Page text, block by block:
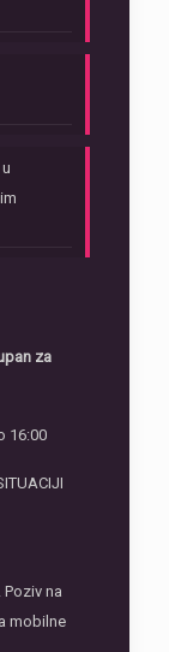
za
16:00
na
mobilne